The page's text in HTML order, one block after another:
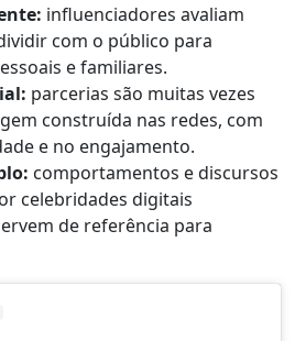
influenciadores avaliam
com o público para
e familiares.
parcerias são muitas vezes
construída nas redes, com
e no engajamento.
comportamentos e discursos
celebridades digitais
de referência para